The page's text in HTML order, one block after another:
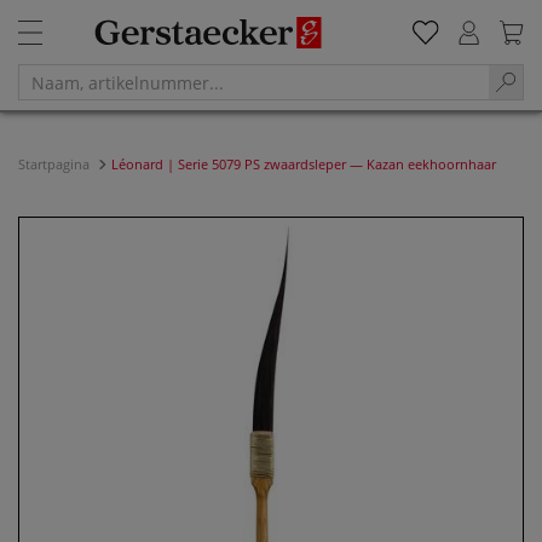
Startpagina Léonard | Serie 5079 PS zwaardsleper — Kazan eekhoornhaar